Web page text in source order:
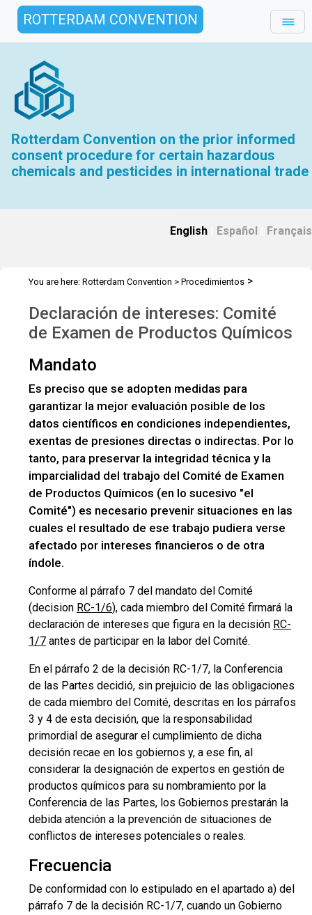
ROTTERDAM CONVENTION
Rotterdam Convention on the prior informed
consent procedure for certain hazardous
chemicals and pesticides in international trade
English Español Français
You are here: Rotterdam Convention > Procedimientos >
Declaración de intereses: Comité
de Examen de Productos Químicos
Mandato
Es preciso que se adopten medidas para
garantizar la mejor evaluación posible de los
datos científicos en condiciones independientes,
exentas de presiones directas o indirectas. Por lo
tanto, para preservar la integridad técnica y la
imparcialidad del trabajo del Comité de Examen
de Productos Químicos (en lo sucesivo "el
Comité") es necesario prevenir situaciones en las
cuales el resultado de ese trabajo pudiera verse
afectado por intereses financieros o de otra
índole.
Conforme al párrafo 7 del mandato del Comité
(decision RC-1/6), cada miembro del Comité firmará la
declaración de intereses que figura en la decisión RC-
1/7 antes de participar en la labor del Comité.
En el párrafo 2 de la decisión RC-1/7, la Conferencia
de las Partes decidió, sin prejuicio de las obligaciones
de cada miembro del Comité, descritas en los párrafos
3 y 4 de esta decisión, que la responsabilidad
primordial de asegurar el cumplimiento de dicha
decisión recae en los gobiernos y, a ese fin, al
considerar la designación de expertos en gestión de
productos químicos para su nombramiento por la
Conferencia de las Partes, los Gobiernos prestarán la
debida atención a la prevención de situaciones de
conflictos de intereses potenciales o reales.
Frecuencia
De conformidad con lo estipulado en el apartado a) del
párrafo 7 de la decisión RC-1/7, cuando un Gobierno